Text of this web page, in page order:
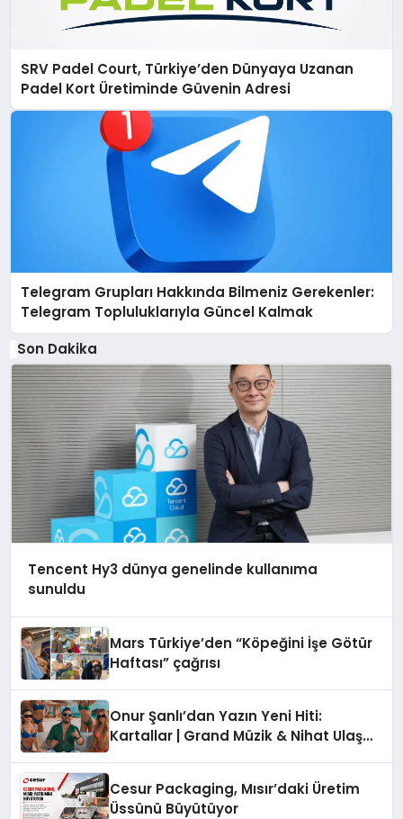
SRV Padel Court, Türkiye’den Dünyaya Uzanan
Padel Kort Üretiminde Güvenin Adresi
Telegram Grupları Hakkında Bilmeniz Gerekenler:
Telegram Topluluklarıyla Güncel Kalmak
Son Dakika
Tencent Hy3 dünya genelinde kullanıma
sunuldu
Mars Türkiye’den “Köpeğini İşe Götür
Haftası” çağrısı
Onur Şanlı’dan Yazın Yeni Hiti:
Kartallar | Grand Müzik & Nihat Ulaş
Cesur Packaging, Mısır’daki Üretim
Üssünü Büyütüyor